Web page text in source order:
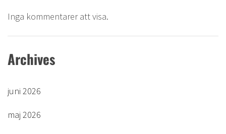
Inga kommentarer att visa.
Archives
juni 2026
maj 2026